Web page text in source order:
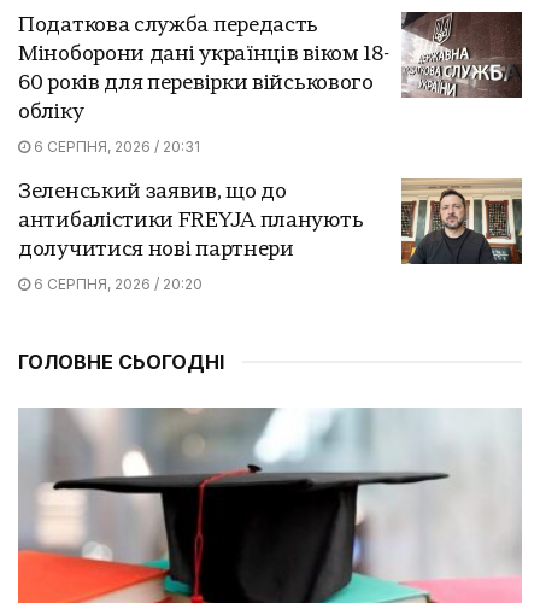
Податкова служба передасть
Міноборони дані українців віком 18-
60 років для перевірки військового
обліку
6 СЕРПНЯ, 2026 / 20:31
Зеленський заявив, що до
антибалістики FREYJA планують
долучитися нові партнери
6 СЕРПНЯ, 2026 / 20:20
ГОЛОВНЕ СЬОГОДНІ